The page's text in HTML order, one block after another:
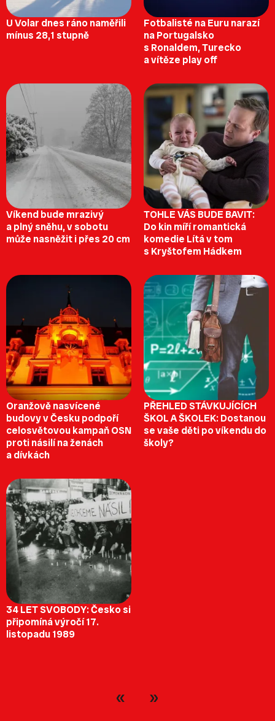
U Volar dnes ráno naměřili
mínus 28,1 stupně
Fotbalisté na Euru narazí
na Portugalsko
s Ronaldem, Turecko
a vítěze play off
Víkend bude mrazivý
a plný sněhu, v sobotu
může nasněžit i přes 20 cm
TOHLE VÁS BUDE BAVIT:
Do kin míří romantická
komedie Lítá v tom
s Kryštofem Hádkem
Oranžově nasvícené
budovy v Česku podpoří
celosvětovou kampaň OSN
proti násilí na ženách
a dívkách
PŘEHLED STÁVKUJÍCÍCH
ŠKOL A ŠKOLEK: Dostanou
se vaše děti po víkendu do
školy?
34 LET SVOBODY: Česko si
připomíná výročí 17.
listopadu 1989